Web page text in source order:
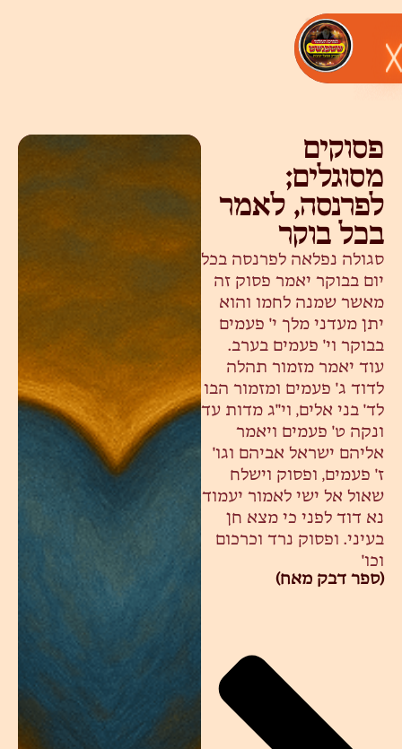
פסוקים
מסוגלים;
לפרנסה, לאמר
בכל בוקר
סגולה נפלאה לפרנסה בכל
יום בבוקר יאמר פסוק זה
מאשר שמנה לחמו והוא
יתן מעדני מלך י' פעמים
בבוקר וי' פעמים בערב.
עוד יאמר מזמור תהלה
לדוד ג' פעמים ומזמור הבו
לד' בני אלים, וי"ג מדות עד
ונקה ט' פעמים ויאמר
אליהם ישראל אביהם וגו'
ז' פעמים, ופסוק וישלח
שאול אל ישי לאמור יעמוד
נא דוד לפני כי מצא חן
בעיני. ופסוק נרד וכרכום
וכו'
(ספר דבק מאח)